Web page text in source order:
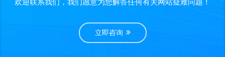
欢迎联系我们，我们愿意为您解答任何有关网站疑难问题！
立即咨询